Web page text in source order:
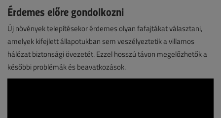
Érdemes előre gondolkozni
Új növények telepítésekor érdemes olyan fafajtákat választani,
amelyek kifejlett állapotukban sem veszélyeztetik a villamos
hálózat biztonsági övezetét. Ezzel hosszú távon megelőzhetők a
későbbi problémák és beavatkozások.